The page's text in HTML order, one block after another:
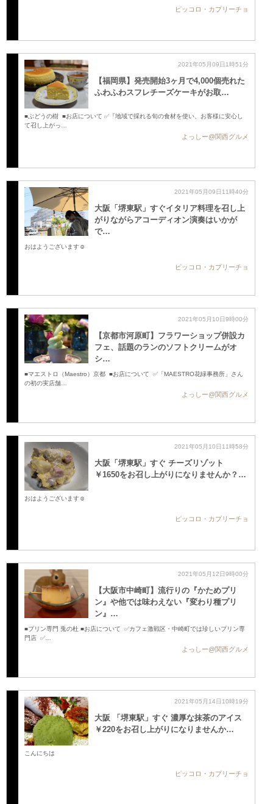
ピッコロ・カプリーチョ
2021年05月09日1時51分
【福岡県】発売開始3ヶ月で4,000個売れた
ふわふわスフレチーズケーキがお取…
■ぶどうの樹 ■お店について ✅『地域で採れる旬の食材を使い、お客様に安心し
て召し上がっ…
よっしー@関西グルメ
2021年05月09日11時40分
大阪「堺東駅」すぐイタリア料理を召し上
がりながらアコーディオン演奏はいかが
で…
おはようございます☺️
ピッコロ・カプリーチョ
2021年05月10日9時00分
【京都市河原町】フラワーショップ併設カ
フェ、話題のランのソフトクリームがオ
シ…
■マエストロ（Maestro）京都 ■お店について ✅「MAESTRO花緑事務所」さん
の初の実店舗…
よっしー@関西グルメ
2021年05月10日11時58分
大阪「堺東駅」すぐ チーズリゾット
￥1650をお召し上がりになりませんか？…
おはようございます☺️
ピッコロ・カプリーチョ
2021年05月12日9時00分
【大阪市中崎町】流行りの『かためプリ
ン』や他では味わえない『変わり種プリ
ン』…
■プリン専門 兎の杜 ■お店について ✅カフェ激戦区・中崎町では珍しいプリン専
門店 ✅…
よっしー@関西グルメ
2021年05月14日10時19分
大阪 「堺東駅」すぐ 濃厚な抹茶のアイス
￥220をお召し上がりになりませんか…
こんにちは
ピッコロ・カプリーチョ